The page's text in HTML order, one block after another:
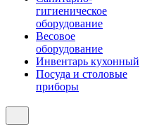
гигиеническое
оборудование
Весовое
оборудование
Инвентарь кухонный
Посуда и столовые
приборы